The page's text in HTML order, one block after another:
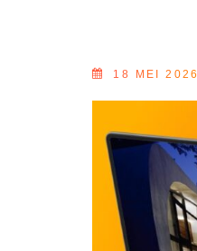
18 MEI 2026